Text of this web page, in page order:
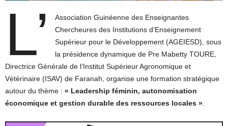
L’
Association Guinéenne des Enseignantes
Chercheures des Institutions d’Enseignement
Supérieur pour le Développement (AGEIESD), sous
la présidence dynamique de Pre Mabetty TOURE,
Directrice Générale de l’Institut Supérieur Agronomique et
Vétérinaire (ISAV) de Faranah, organise une formation stratégique
autour du thème : « Leadership féminin, autonomisation
économique et gestion durable des ressources locales »